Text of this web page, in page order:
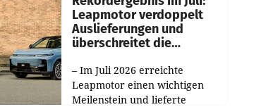
Leapmotor verdoppelt
Auslieferungen und
überschreitet die
– Im Juli 2026 erreichte
Leapmotor einen wichtigen
Meilenstein und lieferte